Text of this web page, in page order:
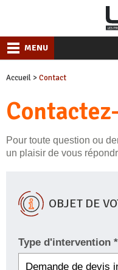
MENU
Accueil >Contact
Pour toute question ou
un plaisir de vous
OBJET DE
Type d'intervention